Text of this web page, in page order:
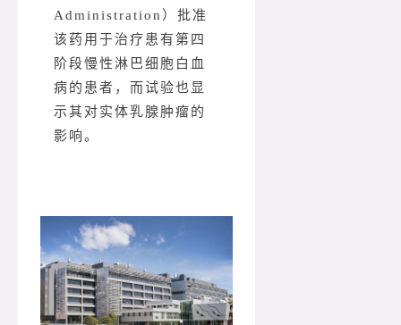
Administration）批准
该药用于治疗患有第四
阶段慢性淋巴细胞白血
病的患者，而试验也显
示其对实体乳腺肿瘤的
影响。